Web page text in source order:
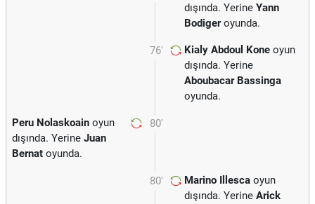
dışında. Yerine Yann
Bodigeroyunda.
76' Kialy Abdoul Kone oyun
dışında. Yerine
Aboubacar Bassinga
oyunda.
80'
Peru Nolaskoain oyun
dışında. Yerine Juan
Bernat oyunda.
80' Marino Illesca oyun
dışında. Yerine Arick